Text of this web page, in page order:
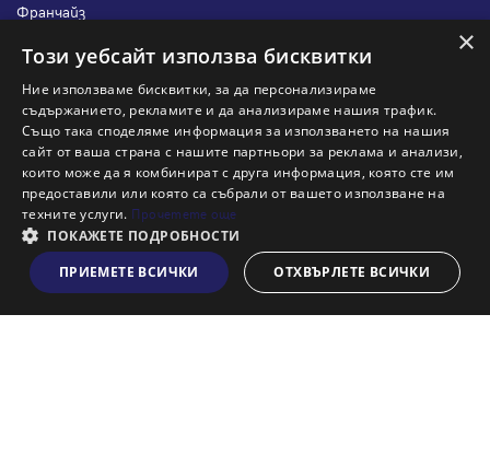
Виж на картата
Франчайз
Искаш ли да получаваш актуална информация за пазара
на недвижими имоти?
Абонирам се
×
Този уебсайт използва бисквитки
Ние използваме бисквитки, за да персонализираме
съдържанието, рекламите и да анализираме нашия трафик.
Също така споделяме информация за използването на нашия
сайт от ваша страна с нашите партньори за реклама и анализи,
които може да я комбинират с друга информация, която сте им
предоставили или която са събрали от вашето използване на
техните услуги. Прочетете още
ПОКАЖЕТЕ ПОДРОБНОСТИ
ПРИЕМЕТЕ ВСИЧКИ
ОТХВЪРЛЕТЕ ВСИЧКИ